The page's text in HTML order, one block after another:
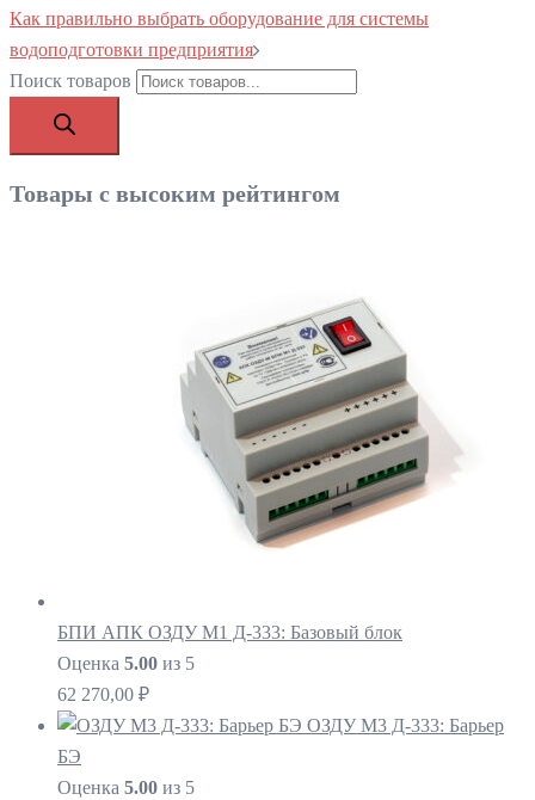
Как правильно выбрать оборудование для системы
водоподготовки предприятия
Поиск товаров
Товары с высоким рейтингом
БПИ АПК ОЗДУ М1 Д-333: Базовый блок
Оценка 5.00 из 5
62 270,00 ₽
ОЗДУ М3 Д-333: Барьер
БЭ
Оценка 5.00 из 5